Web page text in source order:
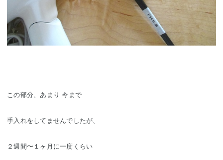
この部分、あまり 今まで
手入れをしてませんでしたが、
２週間〜１ヶ月に一度くらい